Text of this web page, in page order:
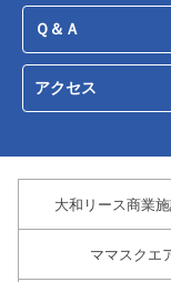
Ｑ＆Ａ
アクセス
大和リース商業
ママスクエ